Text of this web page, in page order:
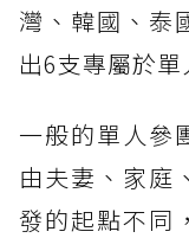
灣、韓國、泰
出6支專屬於
一般的單人參
由夫妻、家庭
發的起點不同